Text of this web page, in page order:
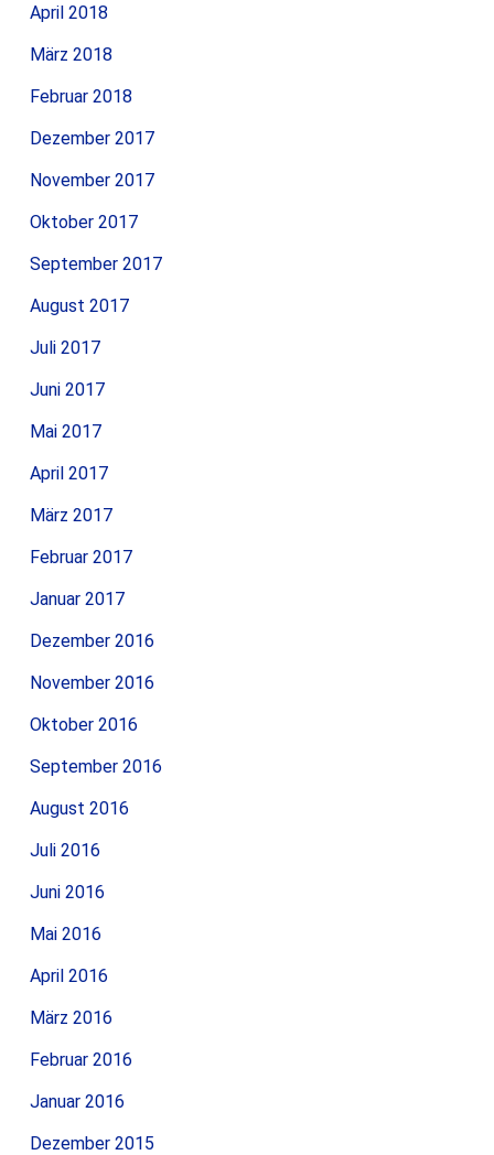
April 2018
März 2018
Februar 2018
Dezember 2017
November 2017
Oktober 2017
September 2017
August 2017
Juli 2017
Juni 2017
Mai 2017
April 2017
März 2017
Februar 2017
Januar 2017
Dezember 2016
November 2016
Oktober 2016
September 2016
August 2016
Juli 2016
Juni 2016
Mai 2016
April 2016
März 2016
Februar 2016
Januar 2016
Dezember 2015